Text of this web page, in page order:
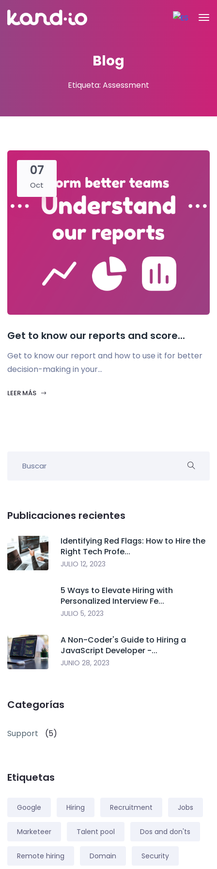
Blog
Etiqueta: Assessment
07
Oct
Get to know our reports and score...
Get to know our report and how to use it for better
decision-making in your...
LEER MÁS
Publicaciones recientes
Identifying Red Flags: How to Hire the
Right Tech Profe...
JULIO 12, 2023
5 Ways to Elevate Hiring with
Personalized Interview Fe...
JULIO 5, 2023
A Non-Coder's Guide to Hiring a
JavaScript Developer -...
JUNIO 28, 2023
Categorías
Support (5)
Etiquetas
Google Hiring Recruitment Jobs
Marketeer Talent pool Dos and don'ts
Remote hiring Domain Security